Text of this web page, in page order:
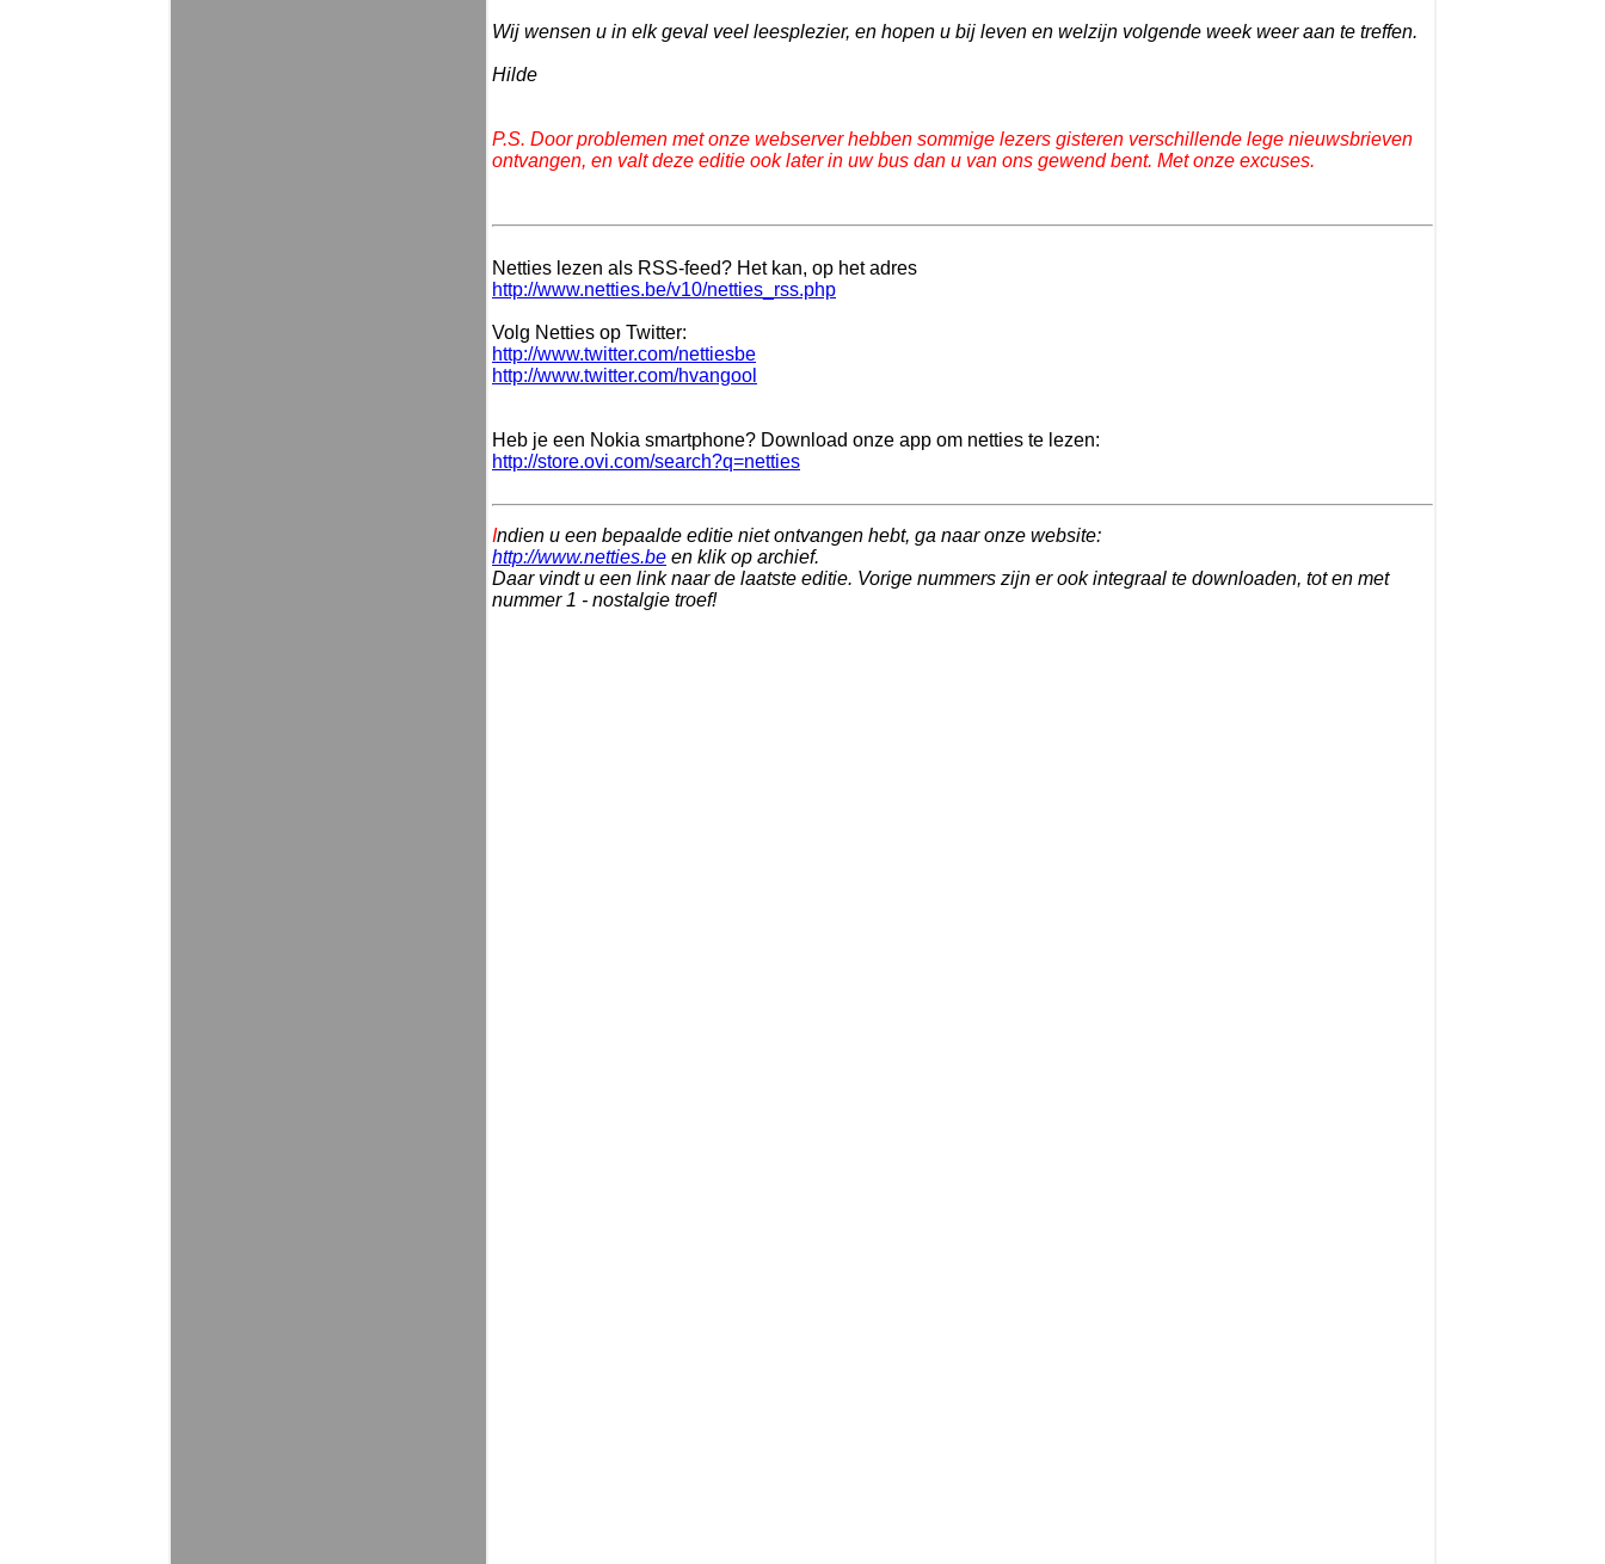
Wij wensen u in elk geval veel leesplezier, en hopen u bij leven en welzijn volgende week weer aan te treffen.
Hilde
P.S. Door problemen met onze webserver hebben sommige lezers gisteren verschillende lege nieuwsbrieven
ontvangen, en valt deze editie ook later in uw bus dan u van ons gewend bent. Met onze excuses.
Netties lezen als RSS-feed? Het kan, op het adres
http://www.netties.be/v10/netties_rss.php
Volg Netties op Twitter:
http://www.twitter.com/nettiesbe
http://www.twitter.com/hvangool
Heb je een Nokia smartphone? Download onze app om netties te lezen:
http://store.ovi.com/search?q=netties
Indien u een bepaalde editie niet ontvangen hebt, ga naar onze website:
http://www.netties.be en klik op archief.
Daar vindt u een link naar de laatste editie. Vorige nummers zijn er ook integraal te downloaden, tot en met
nummer 1 - nostalgie troef!